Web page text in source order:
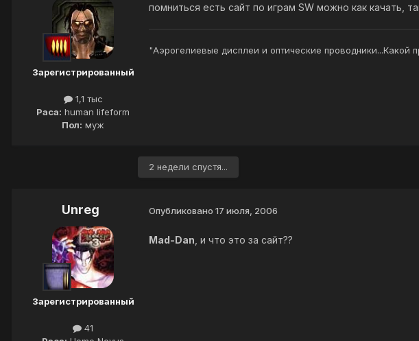
Зарегистрированный
1,1 тыс
Раса: human lifeform
Пол: муж
помниться есть сайт по играм SW можно как качать,
"Аэрогелиевые дисплеи и оптические
2 недели спустя...
Unreg
Зарегистрированный
41
Опубликовано 17 июля, 2006
Mad-Dan , и что это за сайт??